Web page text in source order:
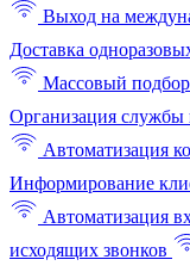
Выход на
Доставка
Массовый подбор
Организация службы
Автоматизация
Информирование
Автоматизация
исходящих звонков